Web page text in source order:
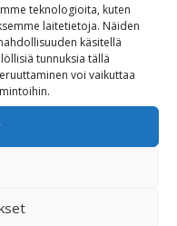
teknologioita, kuten
laitetietoja. Näiden
käsitellä
tunnuksia tällä
voi vaikuttaa